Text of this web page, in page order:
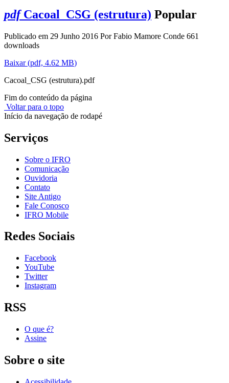
pdf Cacoal_CSG (estrutura) Popular
Publicado em 29 Junho 2016 PorFabio Mamore Conde 661
downloads
Baixar(pdf, 4.62 MB)
Cacoal_CSG (estrutura).pdf
Fim do conteúdo da página
Voltar para o topo
Início da navegação de rodapé
Serviços
Sobre o IFRO
Comunicação
Ouvidoria
Contato
Site Antigo
Fale Conosco
IFRO Mobile
Redes Sociais
Facebook
YouTube
Twitter
Instagram
RSS
O que é?
Assine
Sobre o site